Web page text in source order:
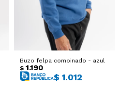
Buzo felpa combinado - azul
$ 1.190
$ 1.012